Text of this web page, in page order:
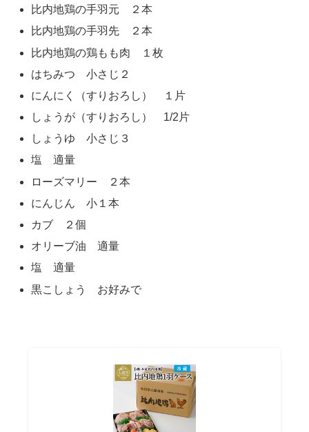
比内地鶏の手羽元 ２本
比内地鶏の手羽先 ２本
比内地鶏の鶏もも肉 １枚
はちみつ 小さじ２
にんにく（すりおろし） １片
しょうが（すりおろし） 1/2片
しょうゆ 小さじ３
塩 適量
ローズマリー ２本
にんじん 小１本
カブ ２個
オリーブ油 適量
塩 適量
黒こしょう お好みで